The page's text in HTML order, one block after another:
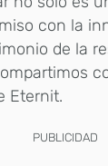
con la
de la
Eternit.
PUBLICIDAD